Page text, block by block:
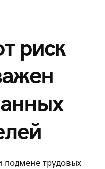
риск
подмене трудовых